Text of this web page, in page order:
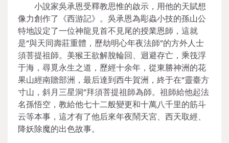
小說家吳承恩受釋教思惟的啟示，用他的天賦想
像力創作了《西游記》。吳承恩為彫蟲小技的孫山公
特地設定了一位神龍見首不見尾的授業恩師，這就
是“與天同壽莊重體，歷劫明心年夜法師”的方外人士
須菩提祖師。美猴王欲解脫輪回、迴避存亡，乘筏浮
于海，尋覓永生之道，歷經十余年，從東勝神洲的花
果山經南贍部洲，最后達到西牛賀洲，終于在“靈臺方
寸山，斜月三星洞”拜須菩提祖師為師。祖師給他起法
名孫悟空，教給他七十二般變更和十萬八千里的筋斗
云等本事，這才有了他后來年夜鬧天宮、西天取經、
降妖除魔的出色故事。